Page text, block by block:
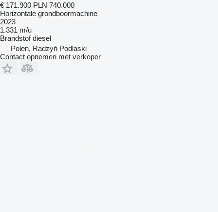
€ 171.900 PLN 740.000
Horizontale grondboormachine
2023
1.331 m/u
Brandstof diesel
Polen, Radzyń Podlaski
Contact opnemen met verkoper